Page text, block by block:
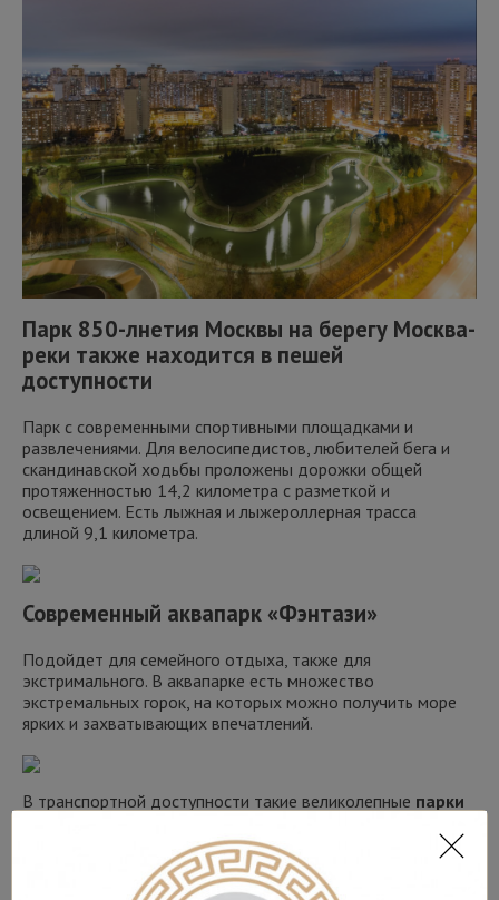
Парк 850-лнетия Москвы на берегу Москва-
реки также находится в пешей
доступности
Парк с современными спортивными площадками и
развлечениями. Для велосипедистов, любителей бега и
скандинавской ходьбы проложены дорожки общей
протяженностью 14,2 километра с разметкой и
освещением. Есть лыжная и лыжероллерная трасса
длиной 9,1 километра.
Современный аквапарк «Фэнтази»
Подойдет для семейного отдыха, также для
экстримального. В аквапарке есть множество
экстремальных горок, на которых можно получить море
ярких и захватывающих впечатлений.
В транспортной доступности такие великолепные парки
Как добраться